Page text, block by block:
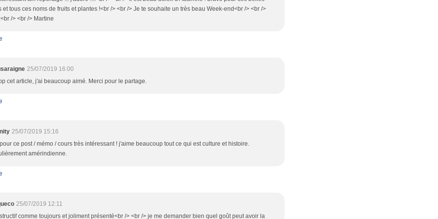
et tous ces noms de fruits et plantes !<br /> <br /> Je te souhaite un très beau Week-end<br /> <br />
/> <br /> Martine
25/07/2019 16:00
cet article, j'ai beaucoup aimé. Merci pour le partage.
25/07/2019 15:16
ce post / mémo / cours très intéressant ! j'aime beaucoup tout ce qui est culture et histoire.
amérindienne.
25/07/2019 12:11
comme toujours et joliment présenté<br /> <br /> je me demander bien quel goût peut avoir la